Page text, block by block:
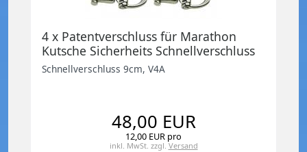
4 x Patentverschluss für Marathon
Kutsche Sicherheits Schnellverschluss
Haken 9cm, V4A
Schnellverschluss 9cm, V4A
48,00 EUR
12,00 EUR pro
inkl. MwSt. zzgl. Versand